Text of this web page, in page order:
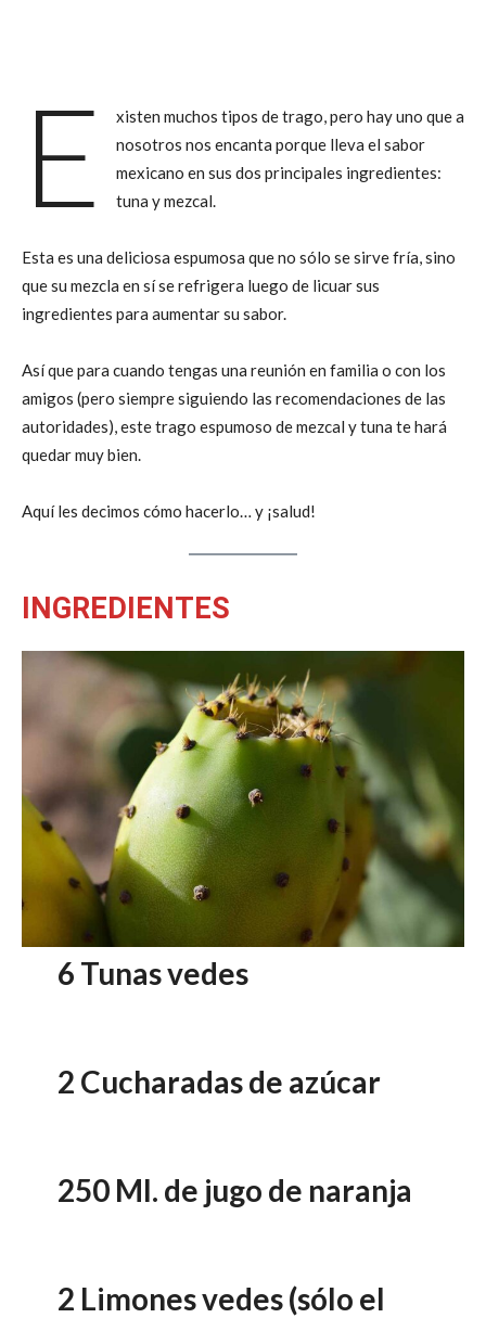
E
xisten muchos tipos de trago, pero hay uno que a
nosotros nos encanta porque lleva el sabor
mexicano en sus dos principales ingredientes:
tuna y mezcal.
Esta es una deliciosa espumosa que no sólo se sirve fría, sino
que su mezcla en sí se refrigera luego de licuar sus
ingredientes para aumentar su sabor.
Así que para cuando tengas una reunión en familia o con los
amigos (pero siempre siguiendo las recomendaciones de las
autoridades), este trago espumoso de mezcal y tuna te hará
quedar muy bien.
Aquí les decimos cómo hacerlo… y ¡salud!
INGREDIENTES
6 Tunas vedes
2 Cucharadas de azúcar
250 Ml. de jugo de naranja
2 Limones vedes (sólo el